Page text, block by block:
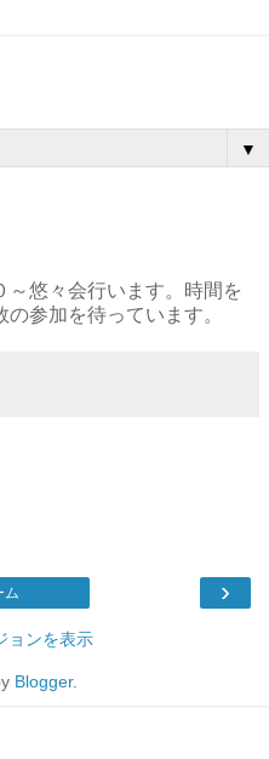
▼
～悠々会行います。時間を
参加を待っています。
›
ム
ョンを表示
Blogger.